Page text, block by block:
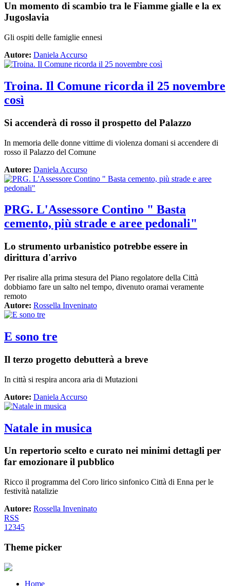
Un momento di scambio tra le Fiamme gialle e la ex
Jugoslavia
Gli ospiti delle famiglie ennesi
Autore: Daniela Accurso
Troina. Il Comune ricorda il 25 novembre
così
Si accenderà di rosso il prospetto del Palazzo
In memoria delle donne vittime di violenza domani si accendere di
rosso il Palazzo del Comune
Autore: Daniela Accurso
PRG. L'Assessore Contino " Basta
cemento, più strade e aree pedonali"
Lo strumento urbanistico potrebbe essere in
dirittura d'arrivo
Per risalire alla prima stesura del Piano regolatore della Città
dobbiamo fare un salto nel tempo, divenuto oramai veramente
remoto
Autore: Rossella Inveninato
E sono tre
Il terzo progetto debutterà a breve
In città si respira ancora aria di Mutazioni
Autore: Daniela Accurso
Natale in musica
Un repertorio scelto e curato nei minimi dettagli per
far emozionare il pubblico
Ricco il programma del Coro lirico sinfonico Città di Enna per le
festività natalizie
Autore: Rossella Inveninato
RSS
1 2345
Theme picker
Home